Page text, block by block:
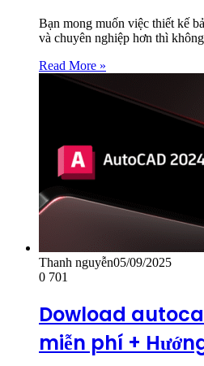
Bạn mong muốn việc thiết kế
và chuyên nghiệp hơn thì
Read More »
Thanh nguyễn05/09/2025
0 701
Dowload
miễn phí +